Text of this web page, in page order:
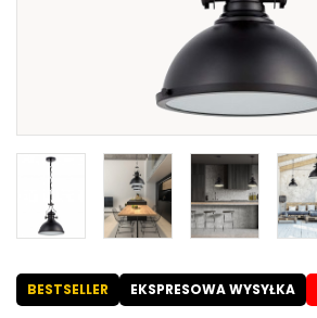
BESTSELLER EKSPRESOWA WYSYŁKA